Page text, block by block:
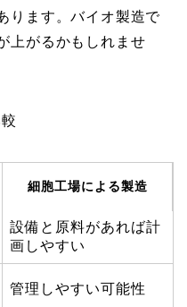
ります。バイオ製造で
上がるかもしれませ
細胞工場による製造
設備と原料があれば計
画しやすい
管理しやすい可能性